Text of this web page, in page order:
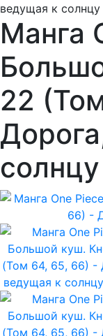
ведущая к солнцу
Манга
22
солнцу